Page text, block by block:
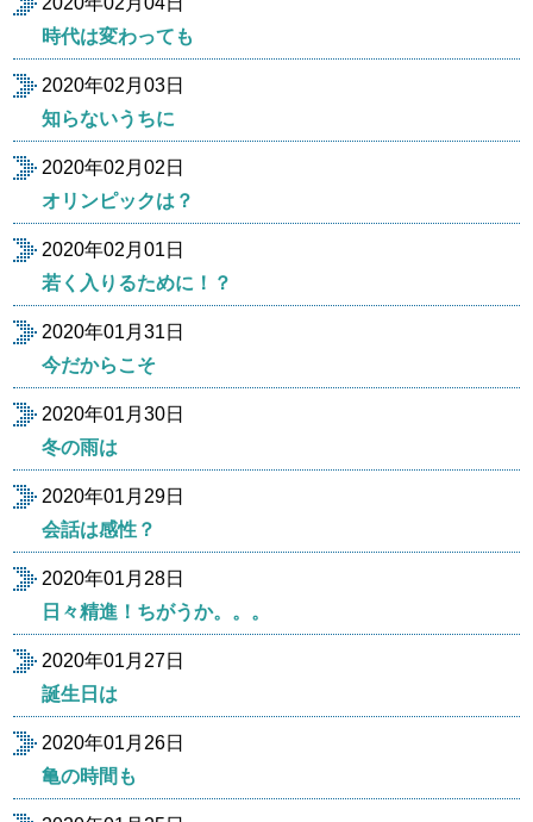
時代は変わっても
2020年02月03日
知らないうちに
2020年02月02日
オリンピックは？
2020年02月01日
若く入りるために！？
2020年01月31日
今だからこそ
2020年01月30日
冬の雨は
2020年01月29日
会話は感性？
2020年01月28日
日々精進！ちがうか。。。
2020年01月27日
誕生日は
2020年01月26日
亀の時間も